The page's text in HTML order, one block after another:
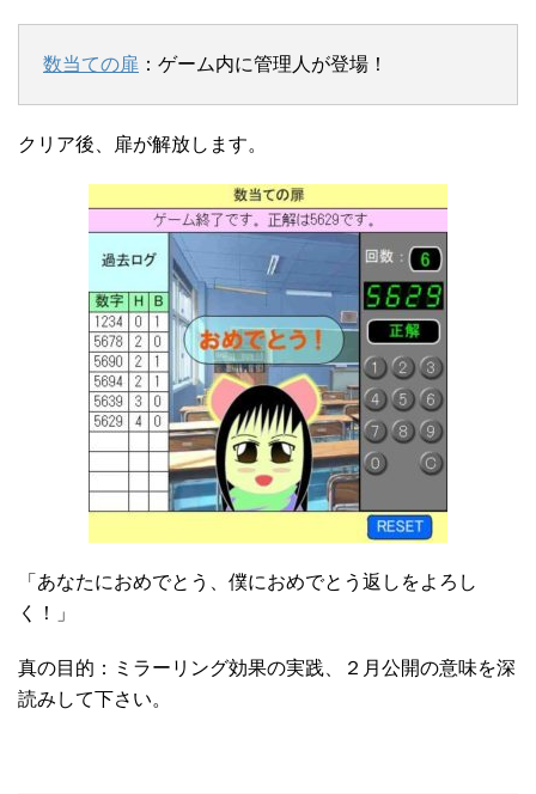
数当ての扉 ：ゲーム内に管理人が登場！
クリア後、扉が解放します。
「あなたにおめでとう、僕におめでとう返しをよろし
く！」
真の目的：ミラーリング効果の実践、２月公開の意味を深
読みして下さい。